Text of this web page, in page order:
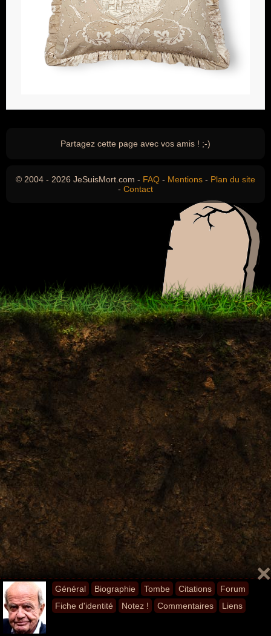
Général Biographie Tombe Citations
Forum
Fiche d'identité
Notez ! Commentaires Liens
Partagez cette page avec vos amis ! ;-)
© 2004 - 2026 JeSuisMort.com - FAQ - Mentions - Plan du site
- Contact